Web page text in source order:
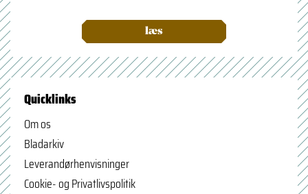
læs
Quicklinks
Om os
Bladarkiv
Leverandørhenvisninger
Cookie- og Privatlivspolitik